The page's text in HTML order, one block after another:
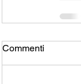
Commenti